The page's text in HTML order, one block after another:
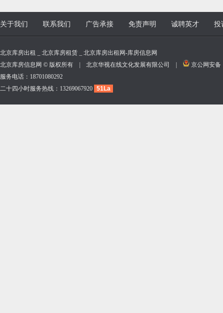
关于我们 联系我们 广告承接 免责声明 诚聘英才 投
北京库房出租 _ 北京库房租赁 _ 北京库房出租网-库房信息网
北京库房信息网 © 版权所有 | 北京华视在线文化发展有限公司 |
京公网安备
服务电话：18701080292
二十四小时服务热线：13269067920 51La